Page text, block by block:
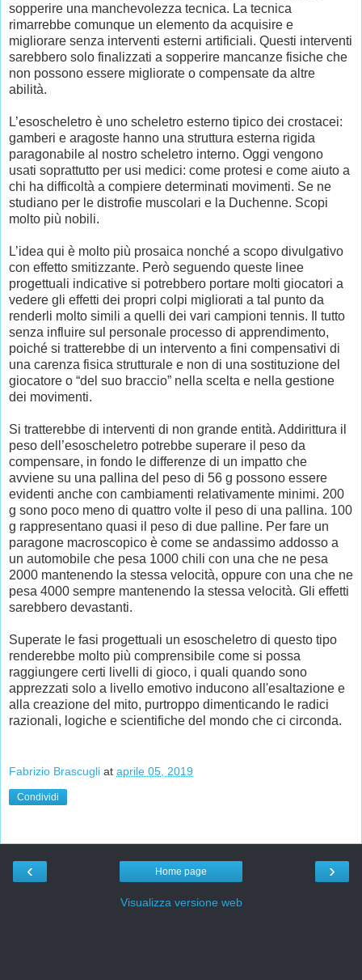
sopperire una manchevolezza tecnica. La tecnica
rimarrebbe comunque un elemento da acquisire e
migliorare senza interventi esterni artificiali. Questi interventi
sarebbero solo finalizzati a sopperire mancanze fisiche che
non possono essere migliorate o compensate da altre
abilità.
L’esoscheletro è uno scheletro esterno tipico dei crostacei:
gamberi e aragoste hanno una struttura esterna rigida
paragonabile al nostro scheletro interno. Oggi vengono
usati soprattutto per usi medici: come protesi e come aiuto a
chi ha difficoltà a compiere determinati movimenti. Se ne
studiano per le distrofie muscolari e la Duchenne. Scopi
molto più nobili.
L’idea qui è molto più prosaica nonché a scopo divulgativo
con effetto smitizzante. Però seguendo queste linee
progettuali indicative si potrebbero portare molti giocatori a
vedere gli effetti dei propri colpi migliorati a tal punto da
renderli molto simili a quelli dei vari campioni tennis. Il tutto
senza influire sul personale processo di apprendimento,
poiché si tratterebbe di un intervento a fini compensativi di
una carenza fisica strutturale e non di una sostituzione del
giocatore o “del suo braccio” nella scelta e nella gestione
dei movimenti.
Si tratterebbe di interventi di non grande entità. Addirittura il
peso dell’esoscheletro potrebbe superare il peso da
compensare, in fondo le differenze di un impatto che
avviene su una pallina del peso di 56 g possono essere
evidenti anche con cambiamenti relativamente minimi. 200
g sono poco meno di quattro volte il peso di una pallina. 100
g rappresentano quasi il peso di due palline. Per fare un
paragone macroscopico è come se andassimo addosso a
un automobile che pesa 1000 chili con una che ne pesa
2000 mantenendo la stessa velocità, oppure con una che ne
pesa 4000 sempre mantenendo la stessa velocità. Gli effetti
sarebbero devastanti.
Superate le fasi progettuali un esoscheletro di questo tipo
renderebbe molto più comprensibile come si possa
raggiungere certi livelli di gioco, i quali quando sono
apprezzati solo a livello emotivo inducono all'esaltazione e
alla creazione del mito, purtroppo dimenticando le radici
razionali, logiche e scientifiche del mondo che ci circonda.
Fabrizio Brascugli at aprile 05, 2019
Condividi
‹ ›
Home page
Visualizza versione web